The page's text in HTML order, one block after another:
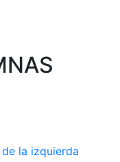
la izquierda